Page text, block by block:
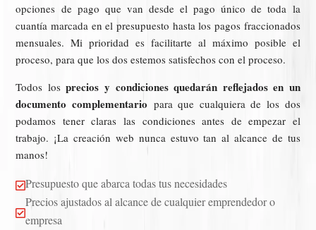
opciones de pago que van desde el pago único de toda la
cuantía marcada en el presupuesto hasta los pagos fraccionados
mensuales. Mi prioridad es facilitarte al máximo posible el
proceso, para que los dos estemos satisfechos con el proceso.
Todos losprecios y condiciones quedarán reflejados en un
documento complementario para que cualquiera de los dos
podamos tener claras las condiciones antes de empezar el
trabajo. ¡La creación web nunca estuvo tan al alcance de tus
manos!
Presupuesto que abarca todas tus necesidades

Precios ajustados al alcance de cualquier emprendedor o
empresa